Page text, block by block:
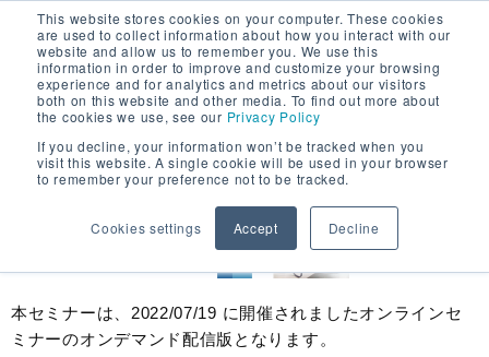
This website stores cookies on your computer. These cookies
are used to collect information about how you interact with our
website and allow us to remember you. We use this
information in order to improve and customize your browsing
experience and for analytics and metrics about our visitors
both on this website and other media. To find out more about
the cookies we use, see our Privacy Policy
If you decline, your information won’t be tracked when you
visit this website. A single cookie will be used in your browser
to remember your preference not to be tracked.
Cookies settings Accept Decline
オンデマンドセミナー
生産技術の課題解決ソリューシ
ョン
本セミナーは、2022/07/19 に開催されましたオンラインセ
ミナーのオンデマンド配信版となります。